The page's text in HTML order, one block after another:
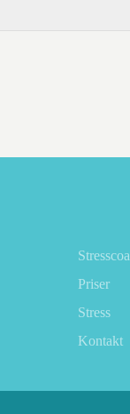
Priser
Stress
Kontakt